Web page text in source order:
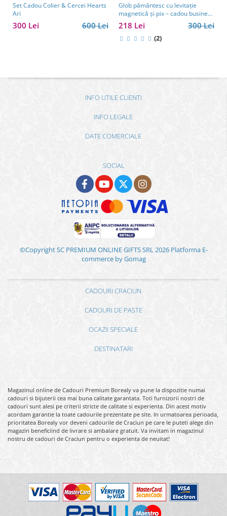
Set Cadou Colier & Cercei Hearts
Ari
600 Lei
300 Lei
Glob pământesc cu levitație
magnetică și pix – cadou business
pentru bărbați pasionați de
tehnologie și călătorii
300 Lei
218 Lei
(2)
INFO UTILE CLIENTI
INFO LEGALE
DATE COMERCIALE
SOCIAL
©Copyright SC PREMIUM ONLINE GIFTS SRL 2026 Platforma E-
commerce by Gomag
CADOURI CRACIUN
CADOURI DE PASTE
OCAZII SPECIALE
DESTINATARI
Magazinul online de Cadouri Premium Borealy va pune la dispozitie numai
cadouri si bijuterii cea mai buna calitate garantata. Toti furnizorii nostri de
cadouri sunt alesi pe criterii stricte de calitate si experienta. Din acest motiv
acordam garantie la toate cadourile prezentate pe site. In urmatoarea perioada,
prioritatea Borealy vor deveni cadourile de Craciun pe care le puteti alege din
magazin beneficiind de livrare si ambalare gratuit. Va invitam in magazinul
nostru de cadouri de Craciun pentru o experienta de neuitat!